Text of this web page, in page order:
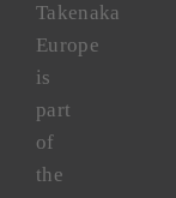
Takenaka
Europe
is
part
of
the